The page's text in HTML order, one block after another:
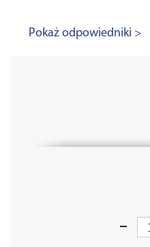
Pokaż odpowiedniki >